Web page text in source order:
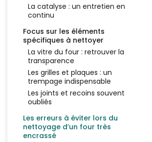
La catalyse : un entretien en
continu
Focus sur les éléments
spécifiques à nettoyer
La vitre du four : retrouver la
transparence
Les grilles et plaques : un
trempage indispensable
Les joints et recoins souvent
oubliés
Les erreurs à éviter lors du
nettoyage d’un four très
encrassé